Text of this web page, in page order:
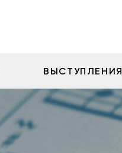
ВЫСТУПЛЕНИЯ